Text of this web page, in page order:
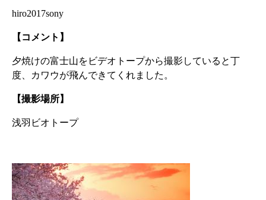
hiro2017sony
【コメント】
夕焼けの富士山をビデオトープから撮影していると丁
度、カワウが飛んできてくれました。
【撮影場所】
浅羽ビオトープ